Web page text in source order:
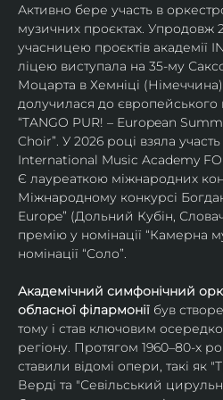
Активно бере участь в
музичних проєктах. Упродовж
учасницею проєктів академії
ліцею виступала на 35-му
Моцарта в Хемніці
долучилася до європейського
“TANGO PUR! – European
Choir”. У 2026 році взяла
International Music Academy
Є лауреаткою міжнародних
Міжнародному конкурсі
Europe” (Дольний Кубін,
премію у номінації “Камерна
номінації “Соло”.
Академічний симфонічний
обласної філармонії був
тому і став ключовим
регіону. Протягом 1960–80-х
ставили відомі опери, такі як
Верді та "Севільський